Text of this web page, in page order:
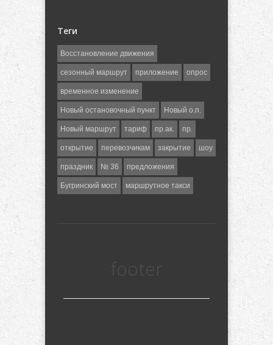
Теги
Восстановление движения
сезонный маршрут приложение опрос
временное изменение
Новый остановочный пункт Новый о.п.
Новый маршрут тариф пр.ак. пр.
открытие перевозчикам закрытие шоу
праздник № 36 предложения
Бугринский мост маршрутное такси
footer